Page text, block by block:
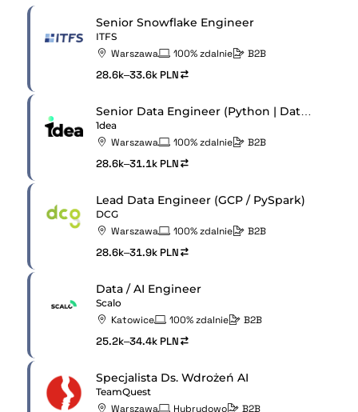
Senior Snowflake Engineer
ITFS
Warszawa 100% zdalnie B2B
28.6k–33.6k PLN
Senior Data Engineer (Python | Databricks | Cloud)
1dea
Warszawa 100% zdalnie B2B
28.6k–31.1k PLN
Lead Data Engineer (GCP / PySpark)
DCG
Warszawa 100% zdalnie B2B
28.6k–31.9k PLN
Data / AI Engineer
Scalo
Katowice 100% zdalnie B2B
25.2k–34.4k PLN
Specjalista Ds. Wdrożeń AI
TeamQuest
Warszawa Hybrydowo B2B